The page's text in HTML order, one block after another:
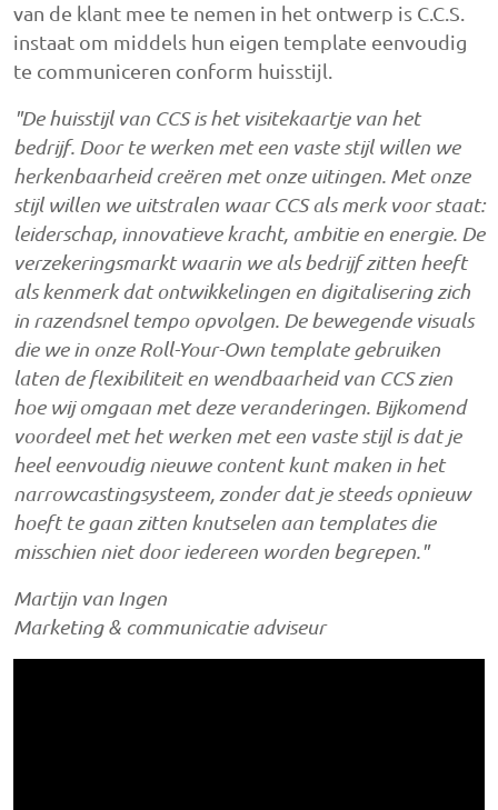
van de klant mee te nemen in het ontwerp is C.C.S.
instaat om middels hun eigen template eenvoudig
te communiceren conform huisstijl.
"De huisstijl van CCS is het visitekaartje van het
bedrijf. Door te werken met een vaste stijl willen we
herkenbaarheid creëren met onze uitingen. Met onze
stijl willen we uitstralen waar CCS als merk voor staat:
leiderschap, innovatieve kracht, ambitie en energie. De
verzekeringsmarkt waarin we als bedrijf zitten heeft
als kenmerk dat ontwikkelingen en digitalisering zich
in razendsnel tempo opvolgen. De bewegende visuals
die we in onze Roll-Your-Own template gebruiken
laten de flexibiliteit en wendbaarheid van CCS zien
hoe wij omgaan met deze veranderingen. Bijkomend
voordeel met het werken met een vaste stijl is dat je
heel eenvoudig nieuwe content kunt maken in het
narrowcastingsysteem, zonder dat je steeds opnieuw
hoeft te gaan zitten knutselen aan templates die
misschien niet door iedereen worden begrepen."
Martijn van Ingen
Marketing & communicatie adviseur